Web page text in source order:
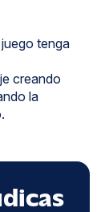
tenga
creando
la